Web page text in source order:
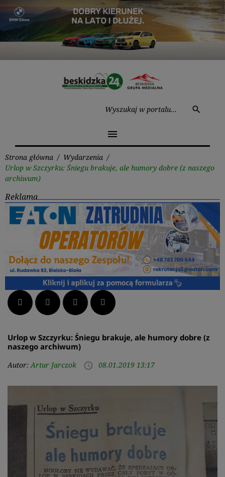
Przejdź
treści
search
menu
Strona główna / Wydarzenia /
Urlop w Szczyrku: Śniegu brakuje, ale humory dobre (z naszego
archiwum)
Reklama
Facebook Twitter LinkedIn Pinterest
Urlop w Szczyrku: Śniegu brakuje, ale humory dobre (z
naszego archiwum)
Autor: Artur Jarczok access_time 08.01.2019 13:17